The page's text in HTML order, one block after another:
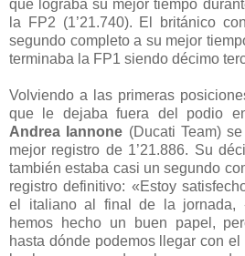
que lograba su mejor tiempo
la FP2 (1’21.740). El británico
segundo completo a su mejor
terminaba la FP1 siendo décimo
Volviendo a las primeras
que le dejaba fuera del podio
Andrea Iannone (Ducati Team)
mejor registro de 1’21.886. Su
también estaba casi un segundo
registro definitivo: «Estoy
el italiano al final de la jornada,
hemos hecho un buen papel,
hasta dónde podemos llegar con